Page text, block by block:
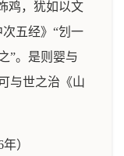
鸡，犹如以文
五经》“刉一
”。是则婴与
与世之治《山
）